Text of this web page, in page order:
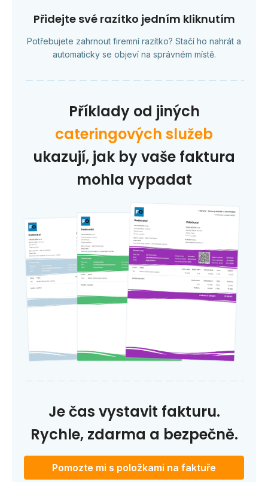
Přidejte své razítko jedním kliknutím
Potřebujete zahrnout firemní razítko? Stačí ho nahrát a
automaticky se objeví na správném místě.
Příklady od jiných
cateringových služeb
ukazují, jak by vaše faktura
mohla vypadat
Je čas vystavit fakturu.
Rychle, zdarma a bezpečně.
Pomozte mi s položkami na faktuře